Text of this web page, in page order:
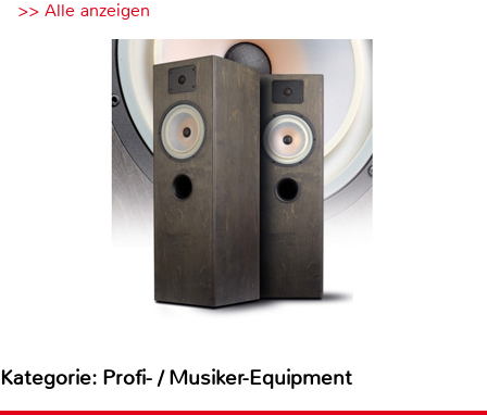
>> Alle anzeigen
Kategorie: Profi- / Musiker-Equipment